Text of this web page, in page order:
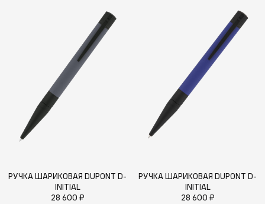
РУЧКА ШАРИКОВАЯ DUPONT D-
INITIAL
28 600 ₽
РУЧКА ШАРИКОВАЯ DUPONT D-
INITIAL
28 600 ₽